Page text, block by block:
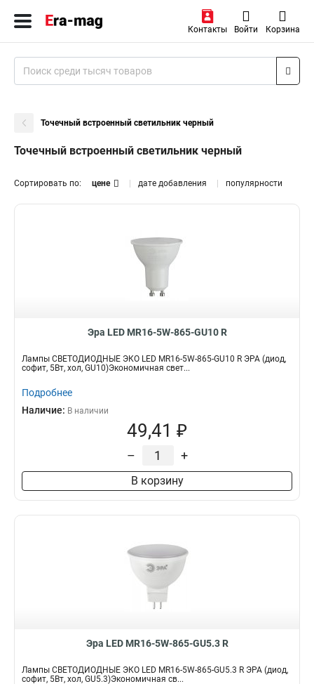
Контакты Войти Корзина
Точечный встроенный светильник черный
Точечный встроенный светильник черный
Сортировать по: цене дате добавления популярности
Эра LED MR16-5W-865-GU10 R
Лампы СВЕТОДИОДНЫЕ ЭКО LED MR16-5W-865-GU10 R ЭРА (диод,
софит, 5Вт, хол, GU10)Экономичная свет...
Подробнее
Наличие: В наличии
49,41 ₽
– +
В корзину
Эра LED MR16-5W-865-GU5.3 R
Лампы СВЕТОДИОДНЫЕ ЭКО LED MR16-5W-865-GU5.3 R ЭРА (диод,
софит, 5Вт, хол, GU5.3)Экономичная св...